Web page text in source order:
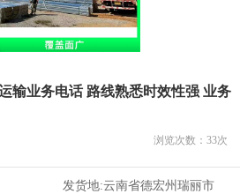
输业务电话 路线熟悉时效性强 业务
浏览次数： 33次
发货地:云南省德宏州瑞丽市